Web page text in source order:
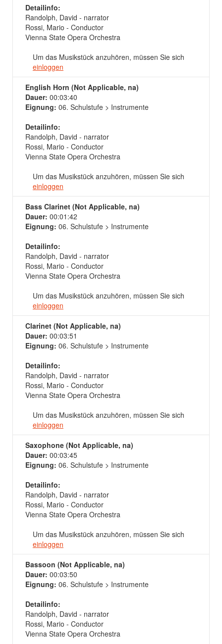
Detailinfo:
Randolph, David - narrator
Rossi, Mario - Conductor
Vienna State Opera Orchestra
Um das Musikstück anzuhören, müssen Sie sich
einloggen
English Horn (Not Applicable, na)
Dauer: 00:03:40
Eignung: 06. Schulstufe > Instrumente
Detailinfo:
Randolph, David - narrator
Rossi, Mario - Conductor
Vienna State Opera Orchestra
Um das Musikstück anzuhören, müssen Sie sich
einloggen
Bass Clarinet (Not Applicable, na)
Dauer: 00:01:42
Eignung: 06. Schulstufe > Instrumente
Detailinfo:
Randolph, David - narrator
Rossi, Mario - Conductor
Vienna State Opera Orchestra
Um das Musikstück anzuhören, müssen Sie sich
einloggen
Clarinet (Not Applicable, na)
Dauer: 00:03:51
Eignung: 06. Schulstufe > Instrumente
Detailinfo:
Randolph, David - narrator
Rossi, Mario - Conductor
Vienna State Opera Orchestra
Um das Musikstück anzuhören, müssen Sie sich
einloggen
Saxophone (Not Applicable, na)
Dauer: 00:03:45
Eignung: 06. Schulstufe > Instrumente
Detailinfo:
Randolph, David - narrator
Rossi, Mario - Conductor
Vienna State Opera Orchestra
Um das Musikstück anzuhören, müssen Sie sich
einloggen
Bassoon (Not Applicable, na)
Dauer: 00:03:50
Eignung: 06. Schulstufe > Instrumente
Detailinfo:
Randolph, David - narrator
Rossi, Mario - Conductor
Vienna State Opera Orchestra